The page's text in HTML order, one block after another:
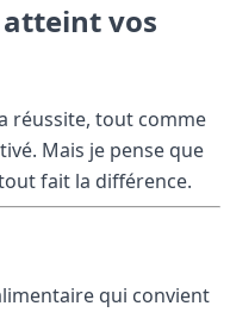
vos
réussite, tout comme
Mais je pense que
fait la différence.
qui convient